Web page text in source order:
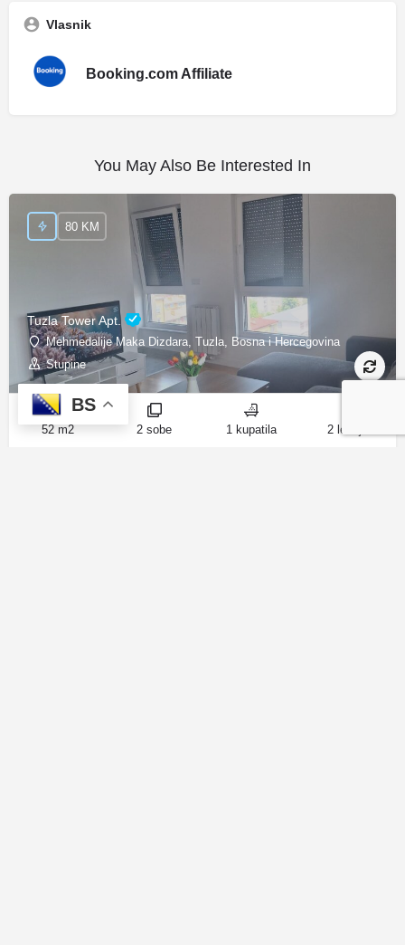
Vlasnik
Booking.com Affiliate
You May Also Be Interested In
Tuzla Tower Apt.
Mehmedalije Maka Dizdara, Tuzla, Bosna i Hercegovina
Stupine
80 KM
52 m2 2 sobe 1 kupatila 2 ležaja
BS